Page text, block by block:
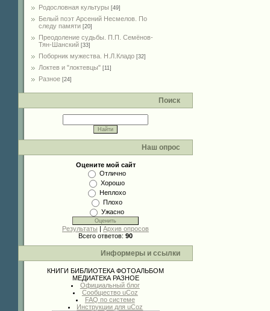
Родословная культуры [49]
Белый поэт Арсений Несмелов. По
следу памяти [20]
Преодоление судьбы. П.П. Семёнов-
Тян-Шанский [33]
Поборник мужества. Н.Л.Кладо [32]
Локтев и "локтевцы" [11]
Разное [24]
Поиск
Наш опрос
Оцените мой сайт
Отлично
Хорошо
Неплохо
Плохо
Ужасно
Результаты | Архив опросов
Всего ответов: 90
Информеры и ссылки
КНИГИ БИБЛИОТЕКА ФОТОАЛЬБОМ
МЕДИАТЕКА РАЗНОЕ
Официальный блог
Сообщество uCoz
FAQ по системе
Инструкции для uCoz